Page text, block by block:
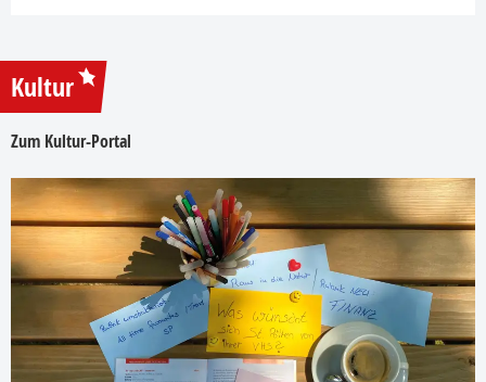
Kultur
Zum Kultur-Portal